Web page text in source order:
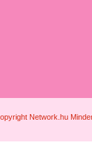
Network.hu